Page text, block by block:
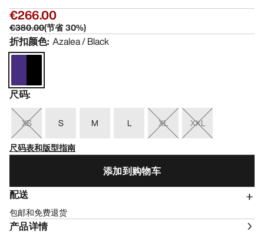
€266.00
€380.00(节省30%)
折扣颜色: Azalea / Black
尺码:
XS S M L XL
XXL
尺码表和版型指南
添加到购物车
配送
包邮和免费退货
产品详情